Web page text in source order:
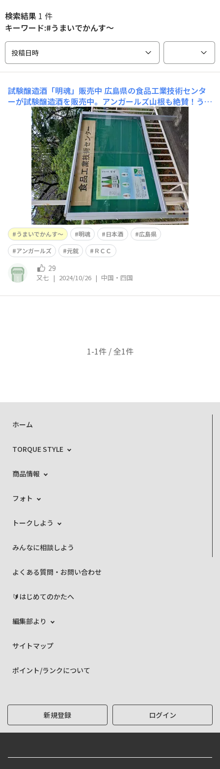
検索結果 1 件
キーワード:#うまいでかんす〜
投稿日時
試験醸造酒「明魂」販売中 広島県の食品工業技術センタ
ーが試験醸造酒を販売中。アンガールズ山根も絶賛！うま
いでがんす〜！
うまいでかんす〜 明魂 日本酒
広島県
アンガールズ
元就 ＲＣＣ
29
又七 | 2024/10/26 | 中国・四国
1-1件 / 全1件
ホーム
TORQUE STYLE
商品情報
フォト
トークしよう
みんなに相談しよう
よくある質問・お問い合わせ
🔰はじめてのかたへ
編集部より
サイトマップ
ポイント/ランクについて
新規登録 ログイン